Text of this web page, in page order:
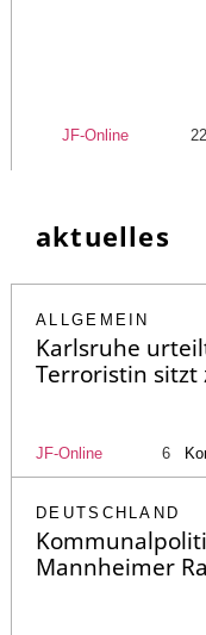
JF-Online 22
aktuelles
ALLGEMEIN
Karlsruhe
Terroristin sitzt
JF-Online 6
DEUTSCHLAND
Mannheimer